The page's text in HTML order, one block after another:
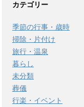
カテゴリー
季節の行事・歳時
掃除・片付け
旅行・温泉
暮らし
未分類
葬儀
行楽・イベント